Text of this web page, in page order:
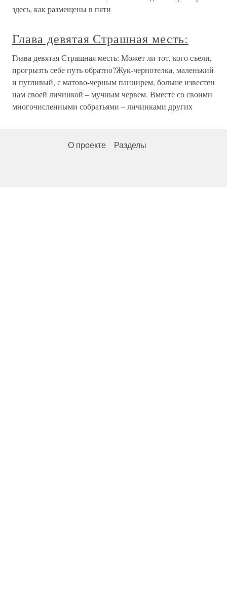
здесь, как размещены в пяти
Глава девятая Страшная месть:
Глава девятая Страшная месть: Может ли тот, кого съели,
прогрызть себе путь обратно?Жук-чернотелка, маленький
и пугливый, с матово-черным панцирем, больше известен
нам своей личинкой – мучным червем. Вместе со своими
многочисленными собратьями – личинками других
О проекте Разделы